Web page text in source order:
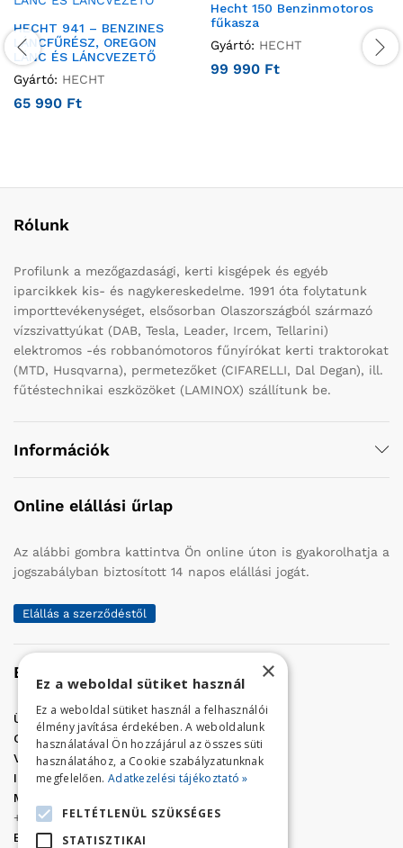
HECHT 941 – BENZINES
LÁNCFŰRÉSZ, OREGON
LÁNC ÉS LÁNCVEZETŐ
Gyártó: HECHT
65 990 Ft
Hecht 150 Benzinmotoros
fűkasza
Gyártó: HECHT
99 990 Ft
Rólunk
Profilunk a mezőgazdasági, kerti kisgépek és egyéb
iparcikkek kis- és nagykereskedelme. 1991 óta folytatunk
importtevékenységet, elsősorban Olaszországból származó
vízszivattyúkat (DAB, Tesla, Leader, Ircem, Tellarini)
elektromos -és robbanómotoros fűnyírókat kerti traktorokat
(MTD, Husqvarna), permetezőket (CIFARELLI, Dal Degan), ill.
fűtéstechnikai eszközöket (LAMINOX) szállítunk be.
Információk
Online elállási űrlap
Az alábbi gombra kattintva Ön online úton is gyakorolhatja a
jogszabályban biztosított 14 napos elállási jogát.
Elállás a szerződéstől
Elérhetőség
Üzletünk címe:Szolnok, Vércse út 17.
Golf Center Áruház:06 (56) 423-324
VÁR-Kert Áruház: 06 (56) 429-771
Iroda:06 (56) 421-857
Megrendelés, termék információ:
+36 (70) 938-3356
E-mail:
golfaruhaz@gmail.com
×
Ez a weboldal sütiket használ
Ez a weboldal sütiket használ a felhasználói
élmény javítása érdekében. A weboldalunk
használatával Ön hozzájárul az összes süti
használatához, a Cookie szabályzatunknak
megfelelően. Adatkezelési tájékoztató »
FELTÉTLENÜL SZÜKSÉGES
STATISZTIKAI